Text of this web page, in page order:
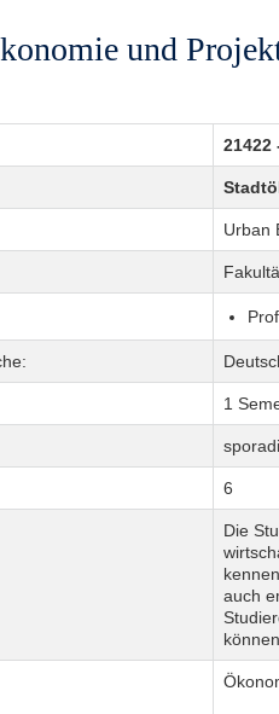
und
21422
Urban
1
6
Die
auch